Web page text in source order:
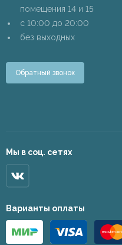
помещения 14 и 15
c 10:00 до 20:00
без выходных
Обратный звонок
Мы в соц. сетях
Варианты оплаты